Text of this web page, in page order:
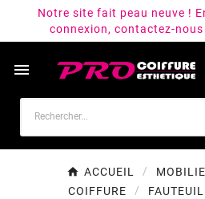
Notre site fait peau neuve !
connexion, contactez-

ACCUEIL
COIFFURE